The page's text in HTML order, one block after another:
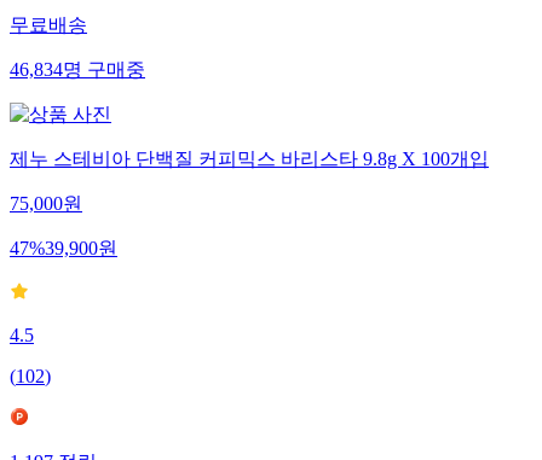
무료배송
46,834명구매중
제누 스테비아 단백질 커피믹스 바리스타 9.8g X 100개입
75,000원
47%39,900원
4.5
(102)